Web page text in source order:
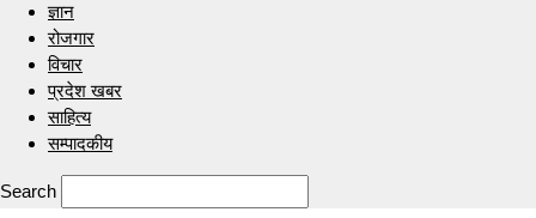
ज्ञान
रोजगार
विचार
प्रदेश खबर
साहित्य
सम्पादकीय
Search